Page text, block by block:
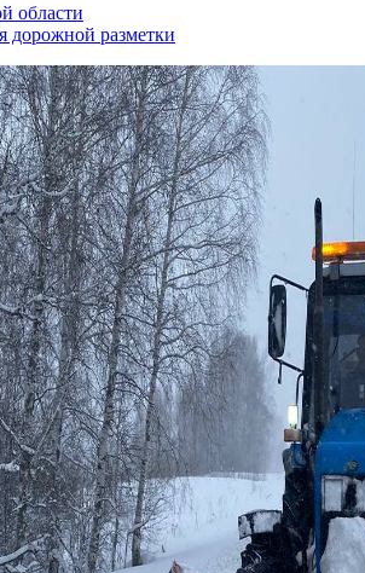
области
дорожной разметки